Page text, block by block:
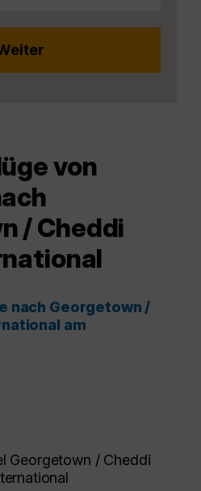
von
/ Cheddi
nach Georgetown /
am
Georgetown / Cheddi